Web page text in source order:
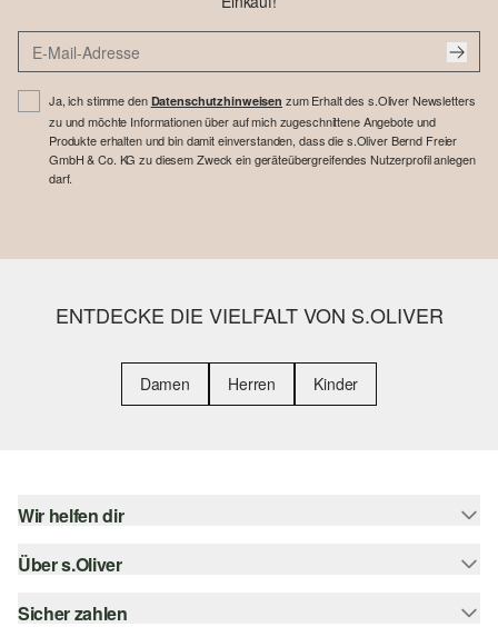
Ja, ich stimme den Datenschutzhinweisen zum Erhalt des s.Oliver Newsletters
zu und möchte Informationen über auf mich zugeschnittene Angebote und
Produkte erhalten und bin damit einverstanden, dass die s.Oliver Bernd Freier
GmbH & Co. KG zu diesem Zweck ein geräteübergreifendes Nutzerprofil anlegen
darf.
ENTDECKE DIE VIELFALT VON S.OLIVER
Damen Herren Kinder
Wir helfen dir
Hilfe & FAQ
Größenberatung
Über s.Oliver
Newsletter
Sicher zahlen